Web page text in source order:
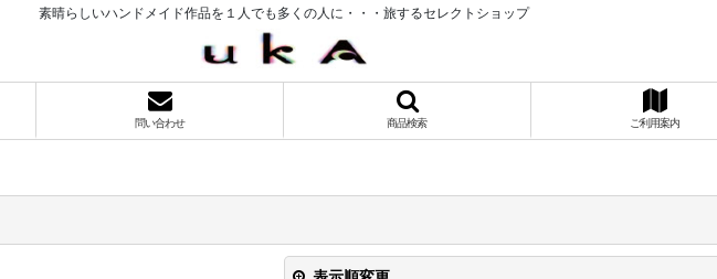
素晴らしいハンドメイド作品を１人でも多くの人に・・・旅するセレクトショップ
問い合わせ 商品検索 ご利用案内